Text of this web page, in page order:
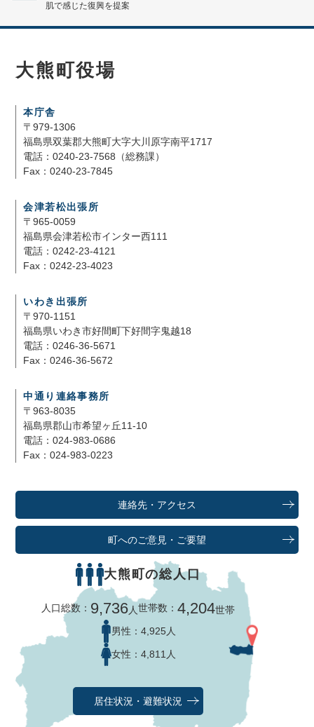
肌で感じた復興を提案
大熊町役場
本庁舎
〒979-1306
福島県双葉郡大熊町大字大川原字南平1717
電話：0240-23-7568（総務課）
Fax：0240-23-7845
会津若松出張所
〒965-0059
福島県会津若松市インター西111
電話：0242-23-4121
Fax：0242-23-4023
いわき出張所
〒970-1151
福島県いわき市好間町下好間字鬼越18
電話：0246-36-5671
Fax：0246-36-5672
中通り連絡事務所
〒963-8035
福島県郡山市希望ヶ丘11-10
電話：024-983-0686
Fax：024-983-0223
連絡先・アクセス
町へのご意見・ご要望
大熊町の総人口
人口総数： 9,736人世帯数：4,204世帯
男性： 4,925人
女性： 4,811人
居住状況・避難状況